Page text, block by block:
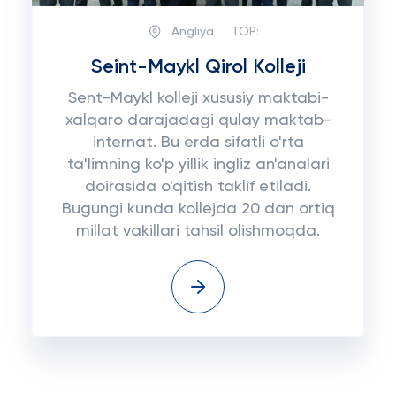
Angliya TOP:
Seint-Maykl Qirol Kolleji
Sent-Maykl kolleji xususiy maktabi-
xalqaro darajadagi qulay maktab-
internat. Bu erda sifatli o'rta
ta'limning ko'p yillik ingliz an'analari
doirasida o'qitish taklif etiladi.
Bugungi kunda kollejda 20 dan ortiq
millat vakillari tahsil olishmoqda.